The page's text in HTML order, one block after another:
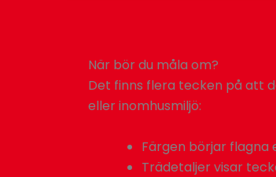
När bör du måla om?
Det finns flera tecken på att
eller inomhusmiljö:
Färgen börjar flagna
Trädetaljer visar